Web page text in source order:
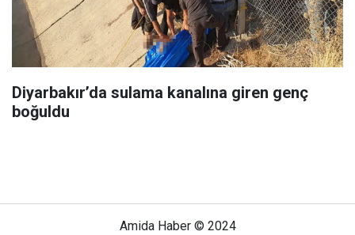
Diyarbakır’da sulama kanalına giren genç
boğuldu
Amida Haber © 2024